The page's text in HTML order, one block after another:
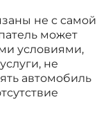
не с самой
может
условиями,
не
автомобиль